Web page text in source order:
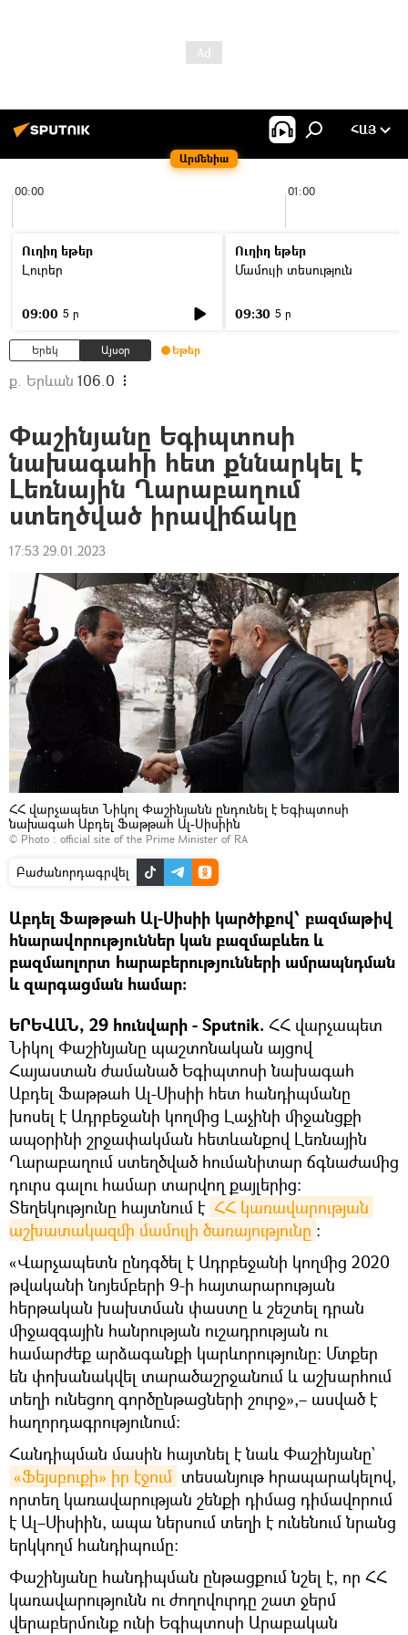
Արմենիա
ՀԱՅ
00:00 01:00
Ուղիղ եթեր
Լուրեր
09:00 5 ր
Ուղիղ եթեր
Մամուլի տեսություն
09:30 5 ր
Երեկ Այսօր Եթեր
ք. Երևան 106.0
Փաշինյանը Եգիպտոսի
նախագահի հետ քննարկել է
Լեռնային Ղարաբաղում
ստեղծված իրավիճակը
17:53 29.01.2023
ՀՀ վարչապետ Նիկոլ Փաշինյանն ընդունել է Եգիպտոսի
նախագահ Աբդել Ֆաթթահ Ալ-Սիսիին
© Photo : official site of the Prime Minister of RA
Բաժանորդագրվել
Աբդել Ֆաթթահ Ալ-Սիսիի կարծիքով՝ բազմաթիվ
հնարավորություններ կան բազմաբևեռ և
բազմաոլորտ հարաբերությունների ամրապնդման
և զարգացման համար։
ԵՐԵՎԱՆ, 29 հունվարի - Sputnik. ՀՀ վարչապետ
Նիկոլ Փաշինյանը պաշտոնական այցով
Հայաստան ժամանած Եգիպտոսի նախագահ
Աբդել Ֆաթթահ Ալ-Սիսիի հետ հանդիպմանը
խոսել է Ադրբեջանի կողմից Լաչինի միջանցքի
ապօրինի շրջափակման հետևանքով Լեռնային
Ղարաբաղում ստեղծված հումանիտար ճգնաժամից
դուրս գալու համար տարվող քայլերից:
Տեղեկությունը հայտնում է ՀՀ կառավարության
աշխատակազմի մամուլի ծառայությունը ։
«Վարչապետն ընդգծել է Ադրբեջանի կողմից 2020
թվականի նոյեմբերի 9-ի հայտարարության
հերթական խախտման փաստը և շեշտել դրան
միջազգային հանրության ուշադրության ու
համարժեք արձագանքի կարևորությունը: Մտքեր
են փոխանակվել տարածաշրջանում և աշխարհում
տեղի ունեցող գործընթացների շուրջ»,– ասված է
հաղորդագրությունում:
Հանդիպման մասին հայտնել է նաև Փաշինյանը`
«Ֆեյսբուքի» իր էջում տեսանյութ հրապարակելով,
որտեղ կառավարության շենքի դիմաց դիմավորում
է Ալ–Սիսիին, ապա ներսում տեղի է ունենում նրանց
երկկողմ հանդիպումը։
Փաշինյանը հանդիպման ընթացքում նշել է, որ ՀՀ
կառավարությունն ու ժողովուրդը շատ ջերմ
վերաբերմունք ունի Եգիպտոսի Արաբական